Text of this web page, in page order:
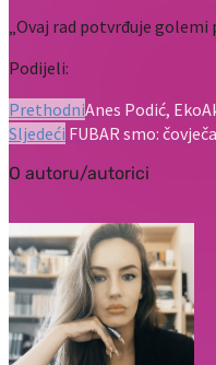
„Ovaj rad potvrđuje
Podijeli:
PrethodniAnes Podić,
Sljedeći FUBAR smo:
O autoru/autorici